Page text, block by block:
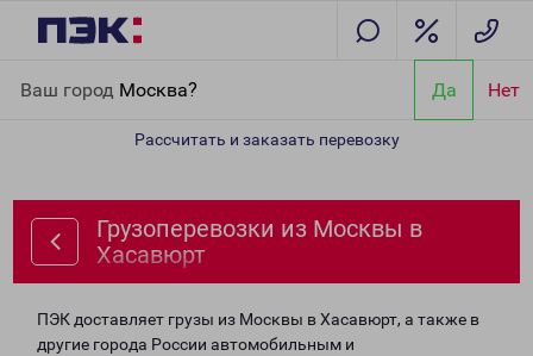
Ваш город Москва? Да Нет
Рассчитать и заказать перевозку
Грузоперевозки из Москвы в
Хасавюрт
ПЭК доставляет грузы из Москвы в Хасавюрт, а также в
другие города России автомобильным и